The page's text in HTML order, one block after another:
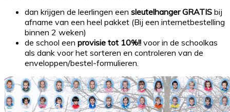
dan krijgen de leerlingen een sleutelhanger GRATIS bij
afname van een heel pakket (Bij een internetbestelling
binnen 2 weken)
de school een provisie tot 10%!! voor in de schoolkas
als dank voor het sorteren en controleren van de
enveloppen/bestel-formulieren.